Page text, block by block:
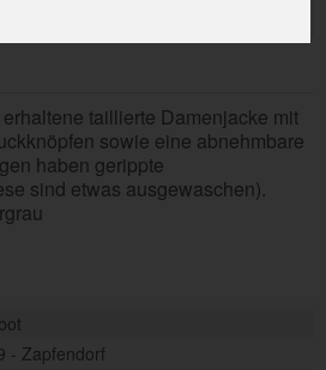
taillierte Damenjacke mit
sowie eine abnehmbare
haben gerippte
sind etwas ausgewaschen).
- Zapfendorf